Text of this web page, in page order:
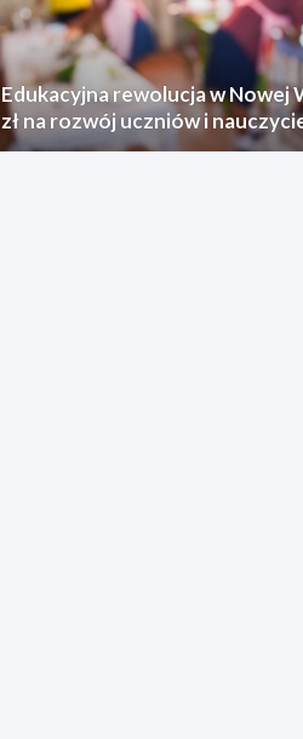
Edukacyjna rewolucja w Nowej
zł na rozwój uczniów i